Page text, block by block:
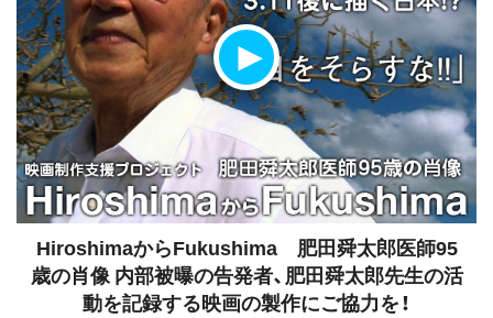
HiroshimaからFukushima 肥田舜太郎医師95
歳の肖像内部被曝の告発者、肥田舜太郎先生の活
動を記録する映画の製作にご協力を！